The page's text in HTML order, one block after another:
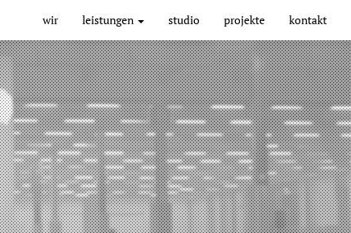
Main
navigation
wir leistungen studio projekte kontakt